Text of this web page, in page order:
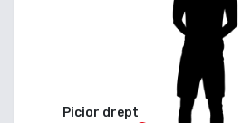
Picior drept